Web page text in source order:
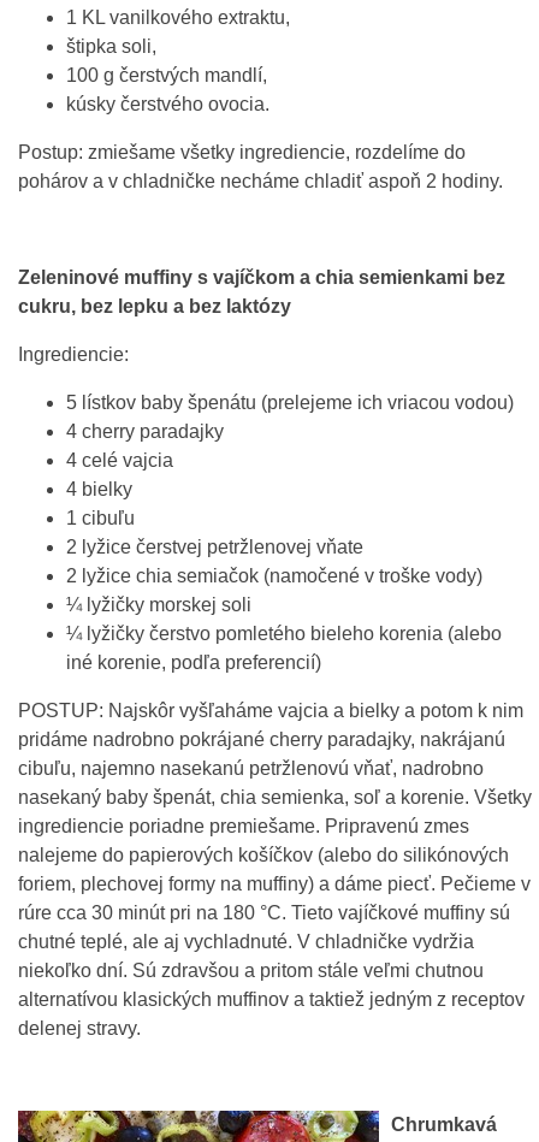
1 KL vanilkového extraktu,
štipka soli,
100 g čerstvých mandlí,
kúsky čerstvého ovocia.
Postup: zmiešame všetky ingrediencie, rozdelíme do
pohárov a v chladničke necháme chladiť aspoň 2 hodiny.
Zeleninové muffiny s vajíčkom a chia semienkami bez
cukru, bez lepku a bez laktózy
Ingrediencie:
5 lístkov baby špenátu (prelejeme ich vriacou vodou)
4 cherry paradajky
4 celé vajcia
4 bielky
1 cibuľu
2 lyžice čerstvej petržlenovej vňate
2 lyžice chia semiačok (namočené v troške vody)
¼ lyžičky morskej soli
¼ lyžičky čerstvo pomletého bieleho korenia (alebo
iné korenie, podľa preferencií)
POSTUP: Najskôr vyšľaháme vajcia a bielky a potom k nim
pridáme nadrobno pokrájané cherry paradajky, nakrájanú
cibuľu, najemno nasekanú petržlenovú vňať, nadrobno
nasekaný baby špenát, chia semienka, soľ a korenie. Všetky
ingrediencie poriadne premiešame. Pripravenú zmes
nalejeme do papierových košíčkov (alebo do silikónových
foriem, plechovej formy na muffiny) a dáme piecť. Pečieme v
rúre cca 30 minút pri na 180 °C. Tieto vajíčkové muffiny sú
chutné teplé, ale aj vychladnuté. V chladničke vydržia
niekoľko dní. Sú zdravšou a pritom stále veľmi chutnou
alternatívou klasických muffinov a taktiež jedným z receptov
delenej stravy.
Chrumkavá